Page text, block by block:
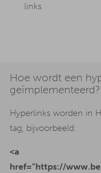
links
Hoe wordt een
geïmplementeerd?
Hyperlinks worden in
tag, bijvoorbeeld:
<a
href="https://